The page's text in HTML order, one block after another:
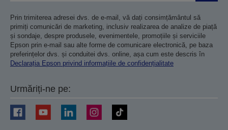
Prin trimiterea adresei dvs. de e-mail, vă dați consimțământul să
primiți comunicări de marketing, inclusiv realizarea de analize de piață
și sondaje, despre produsele, evenimentele, promoțiile și serviciile
Epson prin e-mail sau alte forme de comunicare electronică, pe baza
preferințelor dvs. și conduitei dvs. online, așa cum este descris în
Declarația Epson privind informațiile de confidențialitate
Urmăriți-ne pe: